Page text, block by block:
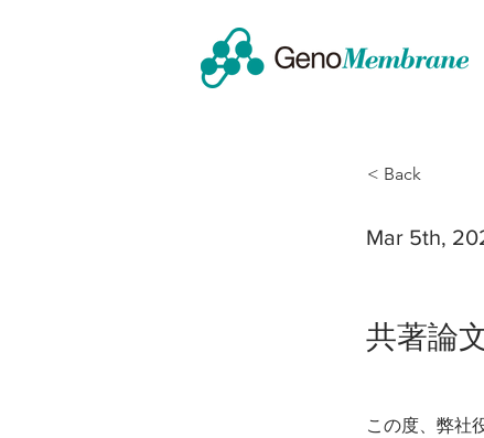
< Back
Mar 5th,
共著論
この度、弊社